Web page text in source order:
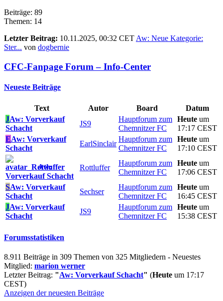
Beiträge: 89
Themen: 14
Letzter Beitrag: 10.11.2025, 00:32 CET Aw: Neue Kategorie:
Ster... von dogbernie
CFC-Fanpage Forum – Info-Center
Neueste Beiträge
Text Autor Board
Datum
JAw: Vorverkauf
Schacht
JS9
Hauptforum zum
Chemnitzer FC
Heute um
17:17 CEST
EAw: Vorverkauf
Schacht
EarlSinclair
Hauptforum zum
Chemnitzer FC
Heute um
17:10 CEST
Aw:
Vorverkauf Schacht
Rottluffer
Hauptforum zum
Chemnitzer FC
Heute um
17:06 CEST
SAw: Vorverkauf
Schacht
Sechser
Hauptforum zum
Chemnitzer FC
Heute um
16:45 CEST
JAw: Vorverkauf
Schacht
JS9
Hauptforum zum
Chemnitzer FC
Heute um
15:38 CEST
Forumsstatistiken
8.911 Beiträge in 309 Themen von 325 Mitgliedern - Neuestes
Mitglied: marion werner
Letzter Beitrag: "Aw: Vorverkauf Schacht" (Heute um 17:17
CEST)
Anzeigen der neuesten Beiträge